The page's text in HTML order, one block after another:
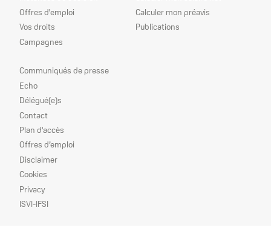
Offres d'emploi
Vos droits
Campagnes
Calculer mon préavis
Publications
Nos
priorités
Communiqués de presse
Echo
Délégué(e)s
Contact
Plan d'accès
Offres d’emploi
Disclaimer
Cookies
Privacy
ISVI-IFSI